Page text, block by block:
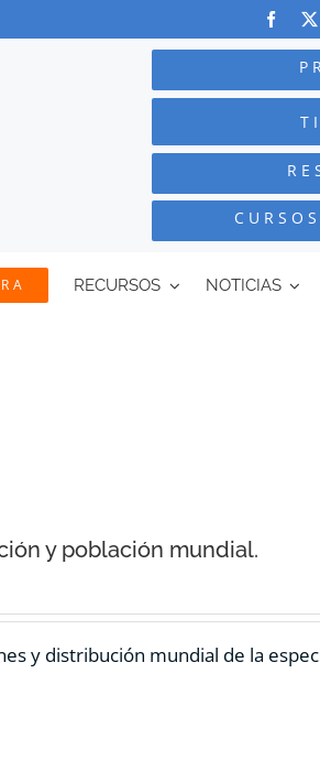
RECURSOS NOTICIAS
y población mundial.
y distribución mundial de la